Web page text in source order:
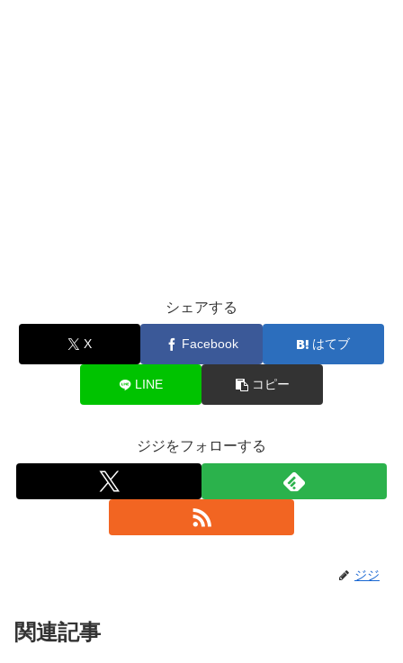
シェアする
X Facebook はてブ
LINE コピー
ジジをフォローする
ジジ
関連記事